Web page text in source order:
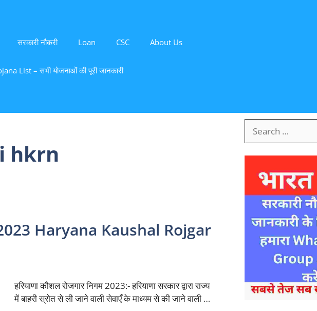
सरकारी नौकरी Loan CSC About Us
List – सभी योजनाओं की पूरी जानकारी
hkrn
2023 Haryana Kaushal Rojgar
हरियाणा कौशल रोजगार निगम 2023:- हरियाणा सरकार द्वारा राज्य
में बाहरी स्रोत से ली जाने वाली सेवाएँ के माध्यम से की जाने वाली …
for: